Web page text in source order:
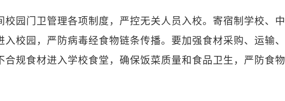
门卫管理各项制度，严控无关人员入校。寄宿制学校、中
校园，严防病毒经食物链条传播。要加强食材采购、运输、
合规食材进入学校食堂，确保饭菜质量和食品卫生，严防食物